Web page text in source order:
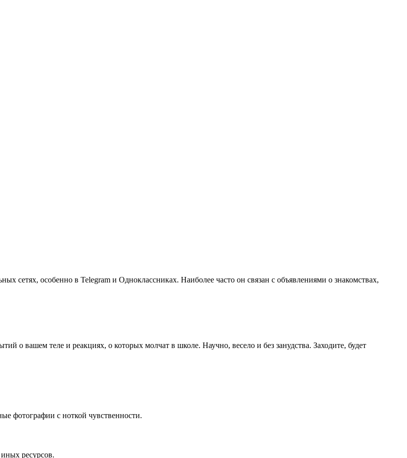
сетях, особенно в Telegram и Одноклассниках. Наиболее часто он связан с объявлениями о знакомствах,
о вашем теле и реакциях, о которых молчат в школе. Научно, весело и без занудства. Заходите, будет
фотографии с ноткой чувственности.
ресурсов.